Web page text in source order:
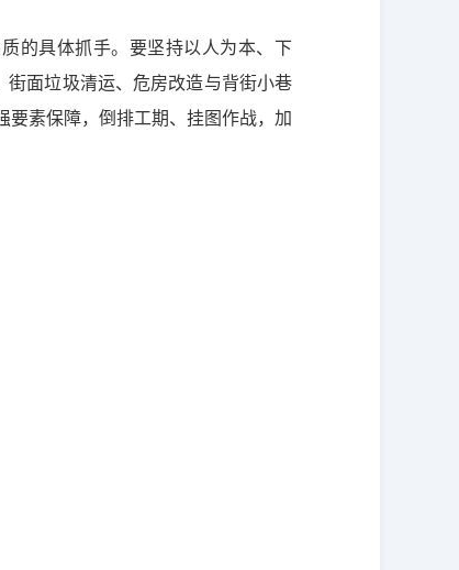
的具体抓手。要坚持以人为本、下
街面垃圾清运、危房改造与背街小巷
要素保障，倒排工期、挂图作战，加